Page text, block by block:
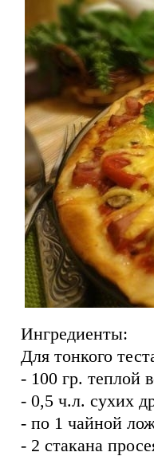
Ингредиенты:
Для тонкого
- 100 гр. теплой
- 0,5 ч.л. сухих
- по 1 чайной
- 2 стакана